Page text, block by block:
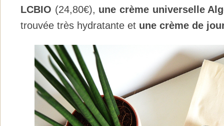
LCBIO (24,80€), une crème universelle
trouvée très hydratante et une crème de